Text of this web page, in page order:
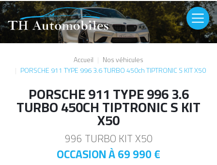
Aller au contenu principal
Image
Accueil
Nos véhicules
PORSCHE 911 TYPE 996 3.6 TURBO 450ch TIPTRONIC S KIT X50
PORSCHE 911 TYPE 996 3.6
TURBO 450CH TIPTRONIC S KIT
X50
996 TURBO KIT X50
OCCASION À69 990 €